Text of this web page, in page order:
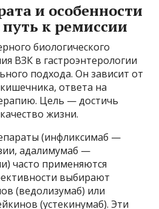
и особенности
к ремиссии
биологического
ВЗК в гастроэнтерологии
подхода. Он зависит от
ответа на
Цель — достичь
жизни.
(инфликсимаб —
адалимумаб —
часто применяются
выбирают
(ведолизумаб) или
(устекинумаб). Эти